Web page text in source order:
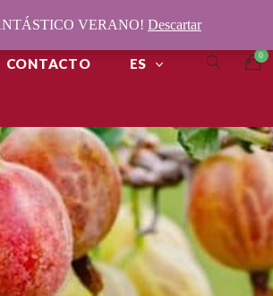
CONTACTO ES
VERANO! Descartar